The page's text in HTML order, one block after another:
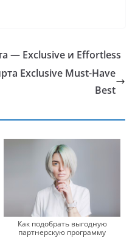
— Exclusive и Effortless
Exclusive Must-Have
Best
Как подобрать выгодную
партнерскую программу